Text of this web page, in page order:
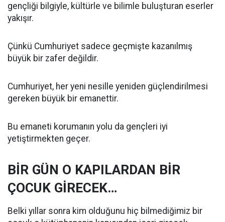
gençliği bilgiyle, kültürle ve bilimle buluşturan eserler
yakışır.
Çünkü Cumhuriyet sadece geçmişte kazanılmış
büyük bir zafer değildir.
Cumhuriyet, her yeni nesille yeniden güçlendirilmesi
gereken büyük bir emanettir.
Bu emaneti korumanın yolu da gençleri iyi
yetiştirmekten geçer.
BİR GÜN O KAPILARDAN BİR
ÇOCUK GİRECEK…
Belki yıllar sonra kim olduğunu hiç bilmediğimiz bir